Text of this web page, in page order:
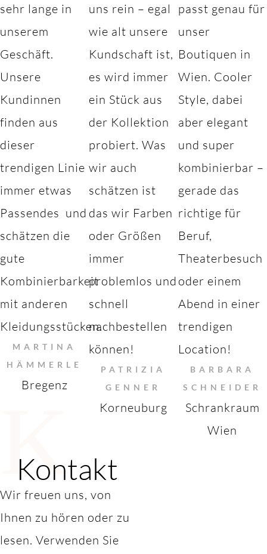
sehr lange in
unserem
Geschäft.
Unsere
Kundinnen
finden aus
dieser
trendigen Linie
immer etwas
Passendes und
schätzen die
gute
Kombinierbarkeit
mit anderen
Kleidungsstücken.
MARTINA
HÄMMERLE
Bregenz
uns rein – egal
wie alt unsere
Kundschaft ist,
es wird immer
ein Stück aus
der Kollektion
probiert. Was
wir auch
schätzen ist
das wir Farben
oder Größen
immer
problemlos und
schnell
nachbestellen
können!
PATRIZIA
GENNER
Korneuburg
passt genau für
unser
Boutiquen in
Wien. Cooler
Style, dabei
aber elegant
und super
kombinierbar –
gerade das
richtige für
Beruf,
Theaterbesuch
oder einem
Abend in einer
trendigen
Location!
BARBARA
SCHNEIDER
Schrankraum
Wien
K
Kontakt
Wir freuen uns, von
Ihnen zu hören oder zu
lesen. Verwenden Sie